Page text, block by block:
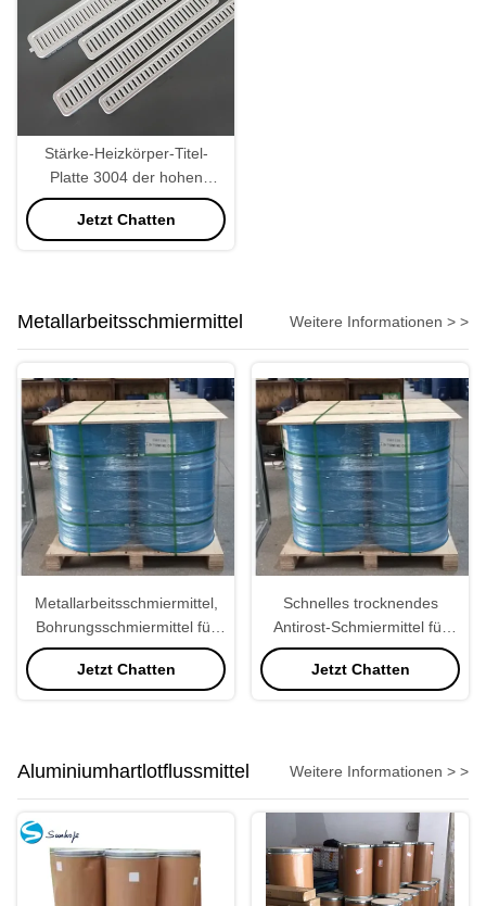
Stärke-Heizkörper-Titel-
Platte 3004 der hohen
Präzisions-1.5mm
Jetzt Chatten
Metallarbeitsschmiermittel Weitere Informationen > >
Metallarbeitsschmiermittel,
Bohrungsschmiermittel für
Stahlindustrielles
Jetzt Chatten
Schnelles trocknendes
Antirost-Schmiermittel für
Aluminiumflossen
Jetzt Chatten
Aluminiumhartlotflussmittel Weitere Informationen > >